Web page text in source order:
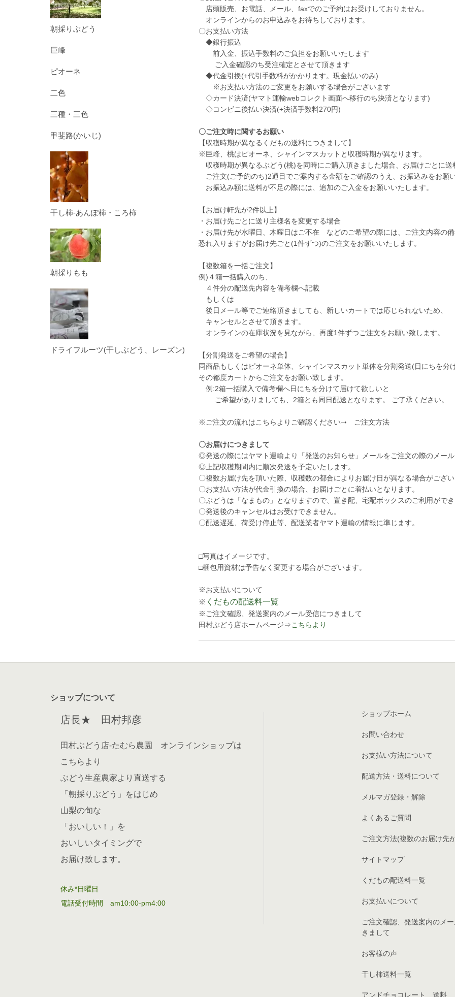
店頭販売、お電話、メール、faxでのご予約はお受けしておりません。
オンラインからのお申込みをお待ちしております。
〇お支払い方法
◆銀行振込
前入金、振込手数料のご負担をお願いいたします
ご入金確認のち受注確定とさせて頂きます
◆代金引換(+代引手数料がかかります。現金払いのみ)
※お支払い方法のご変更をお願いする場合がございます
◇カード決済(ヤマト運輸webコレクト画面へ移行のち決済となります)
◇コンビニ後払い決済(+決済手数料270円)
〇ご注文時に関するお願い
【収穫時期が異なるくだもの送料につきまして】
※巨峰、桃はピオーネ、シャインマスカットと収穫時期が異なります。
収穫時期が異なるぶどう(桃)を同時にご購入頂きました場合、お届けごとに送
ご注文(ご予約のち)2通目でご案内する金額をご確認のうえ、お振込みをお願
お振込み額に送料が不足の際には、追加のご入金をお願いいたします。
【お届け軒先が2件以上】
・お届け先ごとに送り主様名を変更する場合
・お届け先が水曜日、木曜日はご不在 などのご希望の際には、ご注文内容の
恐れ入りますがお届け先ごと(1件ずつ)のご注文をお願いいたします。
【複数箱を一括ご注文】
例)４箱一括購入のち、
４件分の配送先内容を備考欄へ記載
もしくは
後日メール等でご連絡頂きましても、新しいカートでは応じられないため、
キャンセルとさせて頂きます。
オンラインの在庫状況を見ながら、再度1件ずつご注文をお願い致します。
【分割発送をご希望の場合】
同商品もしくはピオーネ単体、シャインマスカット単体を分割発送(日にちを分
その都度カートからご注文をお願い致します。
例:2箱一括購入で備考欄へ日にちを分けて届けて欲しいと
ご希望がありましても、2箱とも同日配送となります。 ご了承ください。
※ご注文の流れはこちらよりご確認ください➝ ご注文方法
〇お届けにつきまして
◎発送の際にはヤマト運輸より「発送のお知らせ」メールをご注文の際のメー
◎上記収穫期間内に順次発送を予定いたします。
〇複数お届け先を頂いた際、収穫数の都合によりお届け日が異なる場合がござ
〇お支払い方法が代金引換の場合、お届けごとに着払いとなります。
〇ぶどうは「なまもの」となりますので、置き配、宅配ボックスのご利用がで
〇発送後のキャンセルはお受けできません。
〇配送遅延、荷受け停止等、配送業者ヤマト運輸の情報に準じます。
□写真はイメージです。
□梱包用資材は予告なく変更する場合がございます。
※お支払いについて
※ くだもの配送料一覧
※ ご注文確認、発送案内のメール受信につきまして
田村ぶどう店ホームページ⇒こちらより
朝採りぶどう
巨峰
ピオーネ
二色
三種・三色
甲斐路(かいじ)
干し柿-あんぽ柿・ころ柿
朝採りもも
ドライフルーツ(干しぶどう、レーズン)
ショップについて
店長★ 田村邦彦
田村ぶどう店-たむら農園 オンラインショップは
こちらより
ぶどう生産農家より直送する
「朝採りぶどう」をはじめ
山梨の旬な
「おいしい！」を
おいしいタイミングで
お届け致します。
休み*日曜日
電話受付時間 am10:00-pm4:00
ショップホーム
お問い合わせ
お支払い方法について
配送方法・送料について
メルマガ登録・解除
よくあるご質問
ご注文方法(複数のお届け先
サイトマップ
くだもの配送料一覧
お支払いについて
ご注文確認、発送案内のメ
きまして
お客様の声
干し柿送料一覧
アンドチョコレート 送料